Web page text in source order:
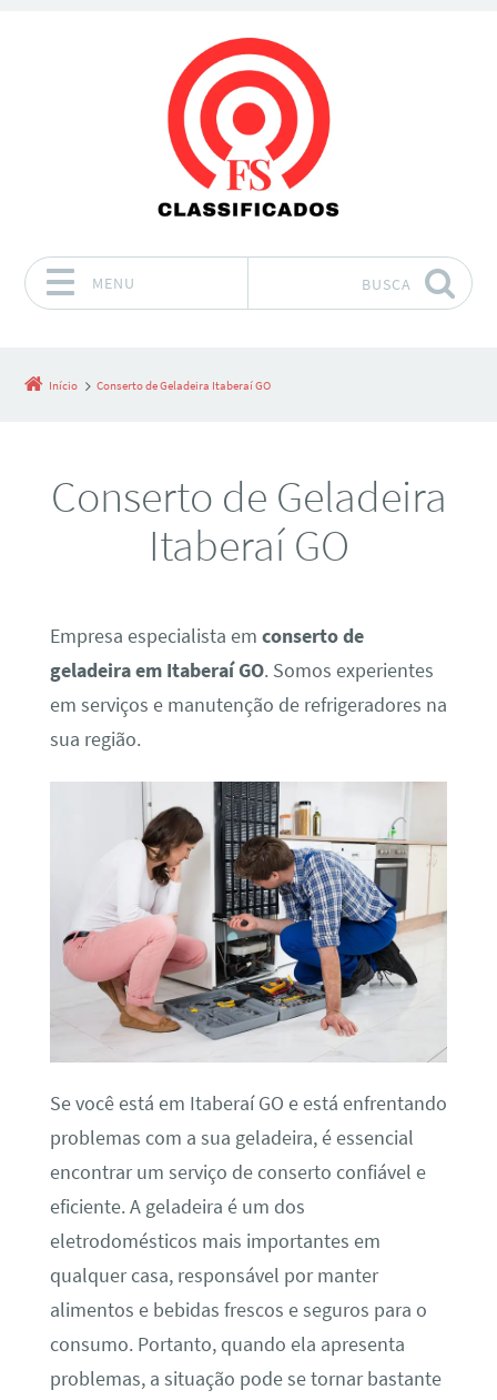
MENU BUSCA
Início Conserto de Geladeira Itaberaí GO
Conserto de Geladeira
Itaberaí GO
Empresa especialista em conserto de
geladeira em Itaberaí GO. Somos experientes
em serviços e manutenção de refrigeradores na
sua região.
Se você está em Itaberaí GO e está enfrentando
problemas com a sua geladeira, é essencial
encontrar um serviço de conserto confiável e
eficiente. A geladeira é um dos
eletrodomésticos mais importantes em
qualquer casa, responsável por manter
alimentos e bebidas frescos e seguros para o
consumo. Portanto, quando ela apresenta
problemas, a situação pode se tornar bastante